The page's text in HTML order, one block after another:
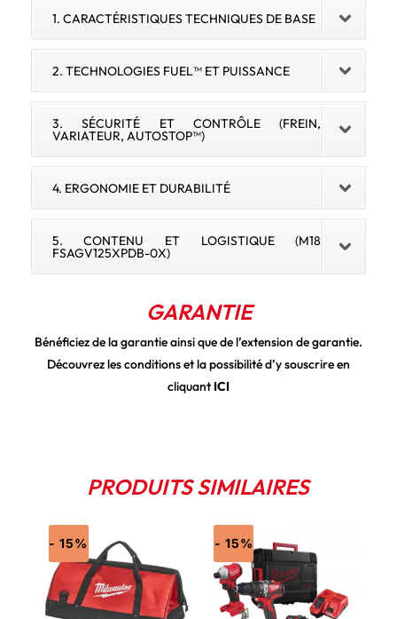
1. CARACTÉRISTIQUES TECHNIQUES DE BASE
2. TECHNOLOGIES FUEL™ ET PUISSANCE
3. SÉCURITÉ ET CONTRÔLE (FREIN,
VARIATEUR, AUTOSTOP™)
4. ERGONOMIE ET DURABILITÉ
5. CONTENU ET LOGISTIQUE (M18
FSAGV125XPDB-0X)
GARANTIE
Bénéficiez de la garantie ainsi que de l’extension de garantie.
Découvrez les conditions et la possibilité d’y souscrire en
cliquant ICI
PRODUITS SIMILAIRES
- 15% - 15%